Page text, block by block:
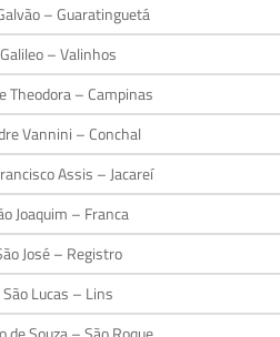
– Guaratinguetá
– Valinhos
Theodora – Campinas
Vannini – Conchal
Assis – Jacareí
Joaquim – Franca
José – Registro
Lucas – Lins